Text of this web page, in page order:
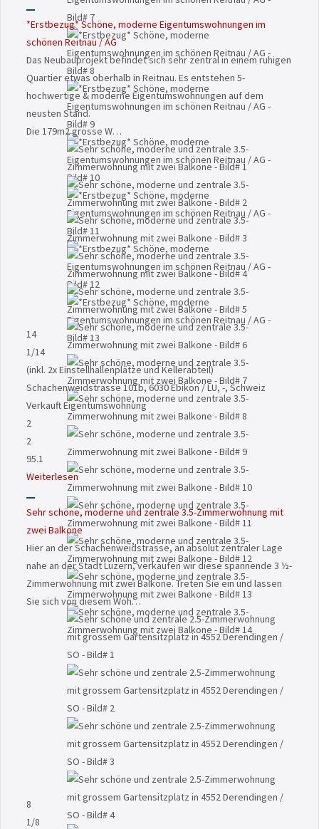
*Erstbezug* Schöne, moderne Eigentumswohnungen im
schönen Reitnau / AG
Das Neubauprojekt befindet sich sehr zentral in einem ruhigen
Quartier etwas oberhalb in Reitnau. Es entstehen 5-
hochwertige & moderne Eigentumswohnungen auf dem
neusten Stand.
Die 179m2 grosse W…
14
1/14
(inkl. 2x Einstellhallenplätze und Kellerabteil)
Schachenweidstrasse 101b, 6030 Ebikon / LU, -, Schweiz
VerkauftEigentumswohnung
2
2
95.1
Weiterlesen
Sehr schöne, moderne und zentrale 3.5-Zimmerwohnung mit
zwei Balkone
Hier an der Schachenweidstrasse, an absolut zentraler Lage
nahe an der Stadt Luzern, verkaufen wir diese spannende 3 ½-
Zimmerwohnung mit zwei Balkone. Treten Sie ein und lassen
Sie sich von diesem Woh…
8
1/8